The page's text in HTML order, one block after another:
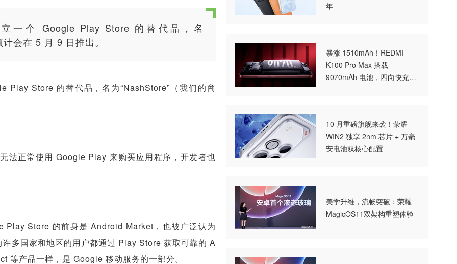
一个 Google Play Store 的替代品，名
会在 5 月 9 日推出。
Play Store 的替代品，名为“NashStore”（我们的商
法正常使用 Google Play 来购买应用程序，开发者也
Store 的前身是 Android Market，也被广泛认为
多国家和地区的用户都通过 Play Store 获取可靠的 A
产品一样，是 Google 移动服务的一部分。
年
暴涨 1510mAh！REDMI
K100 Pro Max 搭载
9070mAh 电池，四向快充全
10 月重磅旗舰来袭！荣耀
WIN2 独享 2nm 芯片 + 万毫
安电池双核心配置
美学升维，流畅突破：荣耀
MagicOS11双架构重塑体验